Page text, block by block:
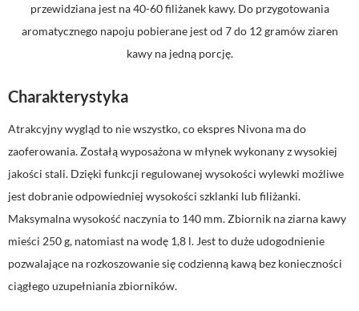
przewidziana jest na 40-60 filiżanek kawy. Do przygotowania
aromatycznego napoju pobierane jest od 7 do 12 gramów ziaren
kawy na jedną porcję.
Charakterystyka
Atrakcyjny wygląd to nie wszystko, co ekspres Nivona ma do
zaoferowania. Zostałą wyposażona w młynek wykonany z wysokiej
jakości stali. Dzięki funkcji regulowanej wysokości wylewki możliwe
jest dobranie odpowiedniej wysokości szklanki lub filiżanki.
Maksymalna wysokość naczynia to 140 mm. Zbiornik na ziarna kawy
mieści 250 g, natomiast na wodę 1,8 l. Jest to duże udogodnienie
pozwalające na rozkoszowanie się codzienną kawą bez konieczności
ciągłego uzupełniania zbiorników.